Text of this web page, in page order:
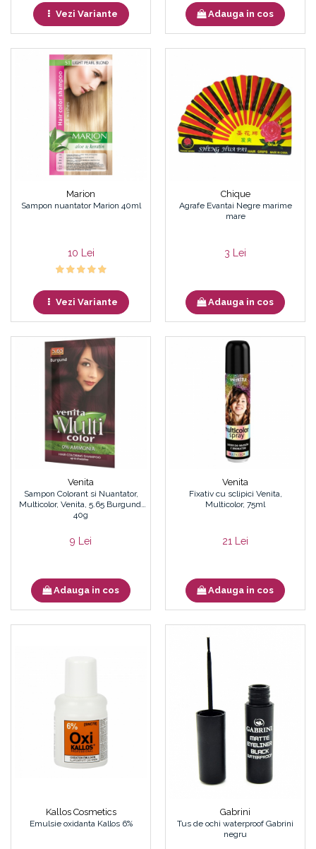
Vezi Variante Adauga in cos
Marion
Sampon nuantator Marion 40ml
10 Lei
Vezi Variante
Chique
Agrafe Evantai Negre marime
mare
3 Lei
Adauga in cos
Venita
Sampon Colorant si Nuantator,
Multicolor, Venita, 5.65 Burgund,
40g
9 Lei
Adauga in cos
Venita
Fixativ cu sclipici Venita,
Multicolor, 75ml
21 Lei
Adauga in cos
Kallos Cosmetics
Emulsie oxidanta Kallos 6%
Gabrini
Tus de ochi waterproof Gabrini
negru